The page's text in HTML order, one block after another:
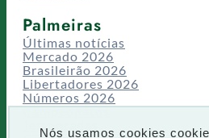
Nós usamos cookies
Palmeiras
Últimas notícias
Mercado 2026
Brasileirão 2026
Libertadores 2026
Números 2026
Campeonatos